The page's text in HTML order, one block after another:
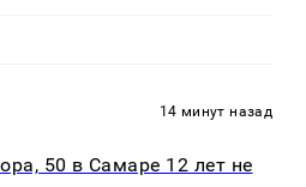
14 минут назад
50 в Самаре 12 лет не